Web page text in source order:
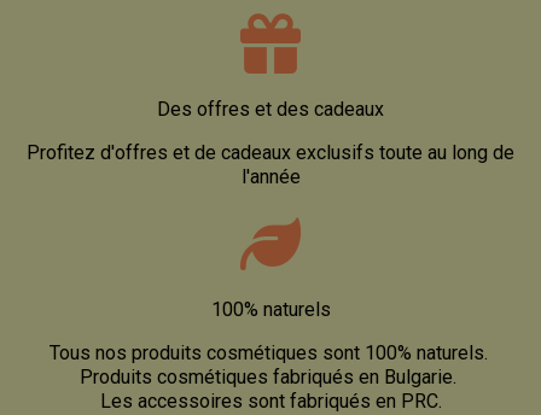
Des offres et des cadeaux
Profitez d'offres et de cadeaux exclusifs toute au long de
l'année
100% naturels
Tous nos produits cosmétiques sont 100% naturels.
Produits cosmétiques fabriqués en Bulgarie.
Les accessoires sont fabriqués en PRC.